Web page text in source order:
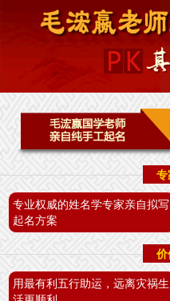
专
专业权威的姓名学专家亲自拟写
起名方案
价
用最有利五行助运，远离灾祸生